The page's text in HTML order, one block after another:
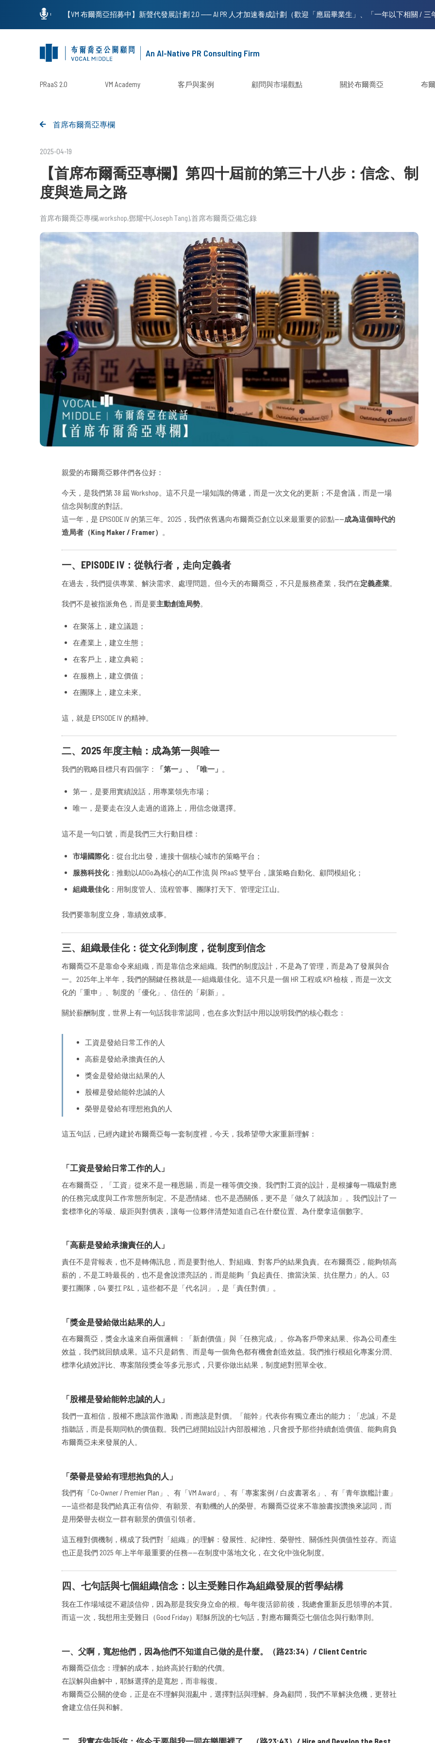
An AI-Native PR Consulting Firm
PRaaS 2.0 VM Academy 客戶與案例 顧問與市場觀點 關於布爾喬亞 布
首席布爾喬亞專欄
2025-04-19
【首席布爾喬亞專欄】第四十屆前的第三十八步：信念、制
度與造局之路
首席布爾喬亞專欄workshop 鄧耀中(Joseph Tang)首席布爾喬亞備忘錄
親愛的布爾喬亞夥伴們各位好：
今天，是我們第 38 屆 Workshop。這不只是一場知識的傳遞，而是一次文化的更新；不是會議，而是一場
信念與制度的對話。
這一年，是 EPISODE IV 的第三年。2025，我們依舊邁向布爾喬亞創立以來最重要的節點——成為這個時代的
造局者（King Maker / Framer）
。
一、EPISODE IV：從執行者，走向定義者
在過去，我們提供專業、解決需求、處理問題。但今天的布爾喬亞，不只是服務產業，我們在定義產業。
我們不是被指派角色，而是要主動創造局勢。
在聚落上，建立議題；
在產業上，建立生態；
在客戶上，建立典範；
在服務上，建立價值；
在團隊上，建立未來。
這，就是 EPISODE IV 的精神。
二、2025 年度主軸：成為第一與唯一
我們的戰略目標只有四個字： 「第一」、「唯一」 。
第一，是要用實績說話，用專業領先市場；
唯一，是要走在沒人走過的道路上，用信念做選擇。
這不是一句口號，而是我們三大行動目標：
市場國際化：從台北出發，連接十個核心城市的策略平台；
服務科技化：推動以ADGo為核心的AI工作流 與 PRaaS 雙平台，讓策略自動化、顧問模組化；
組織最佳化：用制度管人、流程管事、團隊打天下、管理定江山。
我們要靠制度立身，靠績效成事。
三、組織最佳化：從文化到制度，從制度到信念
布爾喬亞不是靠命令來組織，而是靠信念來組織。我們的制度設計，不是為了管理，而是為了發展與合
一。2025年上半年，我們的關鍵任務就是——組織最佳化。這不只是一個 HR 工程或 KPI 檢核，而是一次文
化的「重申」、制度的「優化」、信任的「刷新」。
關於薪酬制度，世界上有一句話我非常認同，也在多次對話中用以說明我們的核心觀念：
工資是發給日常工作的人
高薪是發給承擔責任的人
獎金是發給做出結果的人
股權是發給能幹忠誠的人
榮譽是發給有理想抱負的人
這五句話，已經內建於布爾喬亞每一套制度裡，今天，我希望帶大家重新理解：
「工資是發給日常工作的人」
在布爾喬亞，「工資」從來不是一種恩賜，而是一種等價交換。我們對工資的設計，是根據每一職級對應
的任務完成度與工作常態所制定。不是憑情緒、也不是憑關係，更不是「做久了就該加」。我們設計了一
套標準化的等級、級距與對價表，讓每一位夥伴清楚知道自己在什麼位置、為什麼拿這個數字。
「高薪是發給承擔責任的人」
責任不是背報表，也不是轉傳訊息，而是要對他人、對組織、對客戶的結果負責。在布爾喬亞，能夠領高
薪的，不是工時最長的，也不是會說漂亮話的，而是能夠「負起責任、擔當決策、抗住壓力」的人。G3
要扛團隊，G4 要扛 P&L，這些都不是「代名詞」，是「責任對價」。
「獎金是發給做出結果的人」
在布爾喬亞，獎金永遠來自兩個邏輯：「新創價值」與「任務完成」。你為客戶帶來結果、你為公司產生
效益，我們就回饋成果。這不只是銷售、而是每一個角色都有機會創造效益。我們推行模組化專案分潤、
標準化績效評比、專案階段獎金等多元形式，只要你做出結果，制度絕對照單全收。
「股權是發給能幹忠誠的人」
我們一直相信，股權不應該當作激勵，而應該是對價。「能幹」代表你有獨立產出的能力；「忠誠」不是
指聽話，而是長期同軌的價值觀。我們已經開始設計內部股權池，只會授予那些持續創造價值、能夠肩負
布爾喬亞未來發展的人。
「榮譽是發給有理想抱負的人」
我們有「Co-Owner / Premier Plan」、有「VM Award」、有「專案案例 / 白皮書署名」、有「青年旗艦計畫」
——這些都是我們給真正有信仰、有願景、有動機的人的榮譽。布爾喬亞從來不靠臉書按讚換來認同，而
是用榮譽去樹立一群有願景的價值引領者。
這五種對價機制，構成了我們對「組織」的理解：發展性、紀律性、榮譽性、關係性與價值性並存。而這
也正是我們 2025 年上半年最重要的任務——在制度中落地文化，在文化中強化制度。
四、七句話與七個組織信念：以主受難日作為組織發展的哲學結構
我在工作場域從不避談信仰，因為那是我安身立命的根。每年復活節前後，我總會重新反思領導的本質。
而這一次，我想用主受難日（Good Friday）耶穌所說的七句話，對應布爾喬亞七個信念與行動準則。
一、父啊，寬恕他們，因為他們不知道自己做的是什麼。（路23:34）/ Client Centric
布爾喬亞信念：理解的成本，始終高於行動的代價。
在誤解與曲解中，耶穌選擇的是寬恕，而非報復。
布爾喬亞公關的使命，正是在不理解與混亂中，選擇對話與理解。身為顧問，我們不單解決危機，更替社
會建立信任與和解。
二、我實在告訴你：你今天要與我一同在樂園裡了。（路23:43）/ Hire and Develop the Best